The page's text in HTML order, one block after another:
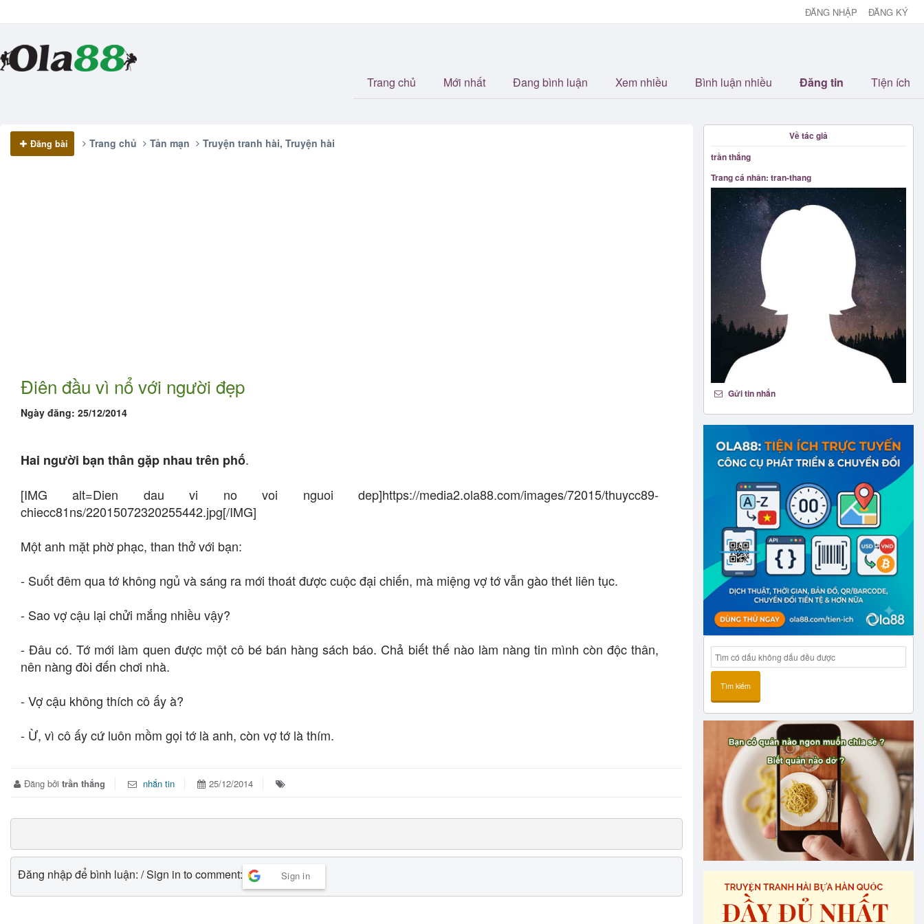
ĐĂNG NHẬP ĐĂNG KÝ
Trang chủ Mới nhất Đang bình luận Xem nhiều Bình luận nhiều Đăng tin Tiện ích
Đăng bài Trang chủ Tản mạn Truyện tranh hài, Truyện hài
Điên đầu vì nổ với người đẹp
Ngày đăng: 25/12/2014
Hai người bạn thân gặp nhau trên phố.
[IMG alt=Dien dau vi no voi nguoi dep]https://media2.ola88.com/images/72015/thuycc89-
chiecc81ns/22015072320255442.jpg[/IMG]
Một anh mặt phờ phạc, than thở với bạn:
- Suốt đêm qua tớ không ngủ và sáng ra mới thoát được cuộc đại chiến, mà miệng vợ tớ vẫn gào thét liên tục.
- Sao vợ cậu lại chửi mắng nhiều vậy?
- Đâu có. Tớ mới làm quen được một cô bé bán hàng sách báo. Chả biết thế nào làm nàng tin mình còn độc thân,
nên nàng đòi đến chơi nhà.
- Vợ cậu không thích cô ấy à?
- Ừ, vì cô ấy cứ luôn mồm gọi tớ là anh, còn vợ tớ là thím.
Đăng bởi trần thắng nhắn tin 25/12/2014
Đăng nhập để bình luận: / Sign in to comment: Sign in
Về tác giả
trần thắng
Trang cá nhân: tran-thang
Gửi tin nhắn
Tìm kiếm